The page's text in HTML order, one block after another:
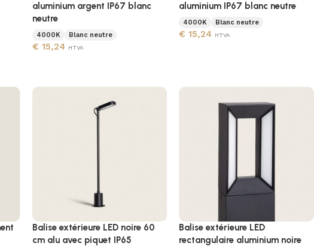
aluminium argent IP67 blanc
neutre
4000K Blanc neutre
€15,24 HTVA
aluminium IP67 blanc neutre
4000K Blanc neutre
€ 15,24 HTVA
Balise extérieure LED noire 60
cm alu avec piquet IP65
Balise extérieure LED
rectangulaire aluminium noire